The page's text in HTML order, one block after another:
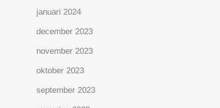
januari 2024
december 2023
november 2023
oktober 2023
september 2023